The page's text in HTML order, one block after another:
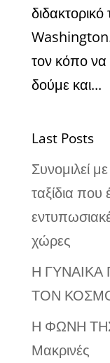
τον κόπο
δούμε και...
Last Posts
Συνομιλεί
ταξίδια που
χώρες
Η ΓΥΝΑΙΚΑ
ΤΟΝ
Η ΦΩΝΗ
Μακρινές